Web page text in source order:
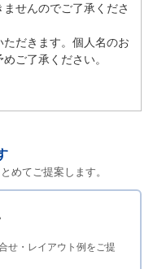
せんのでご了承くださ
だきます。個人名のお
ご了承ください。
めてご提案します。
せ・レイアウト例をご提